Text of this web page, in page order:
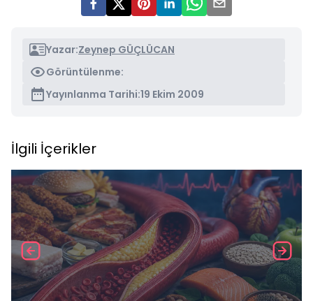
Yazar:Zeynep GÜÇLÜCAN
Görüntülenme:
Yayınlanma Tarihi:19 Ekim 2009
İlgili İçerikler